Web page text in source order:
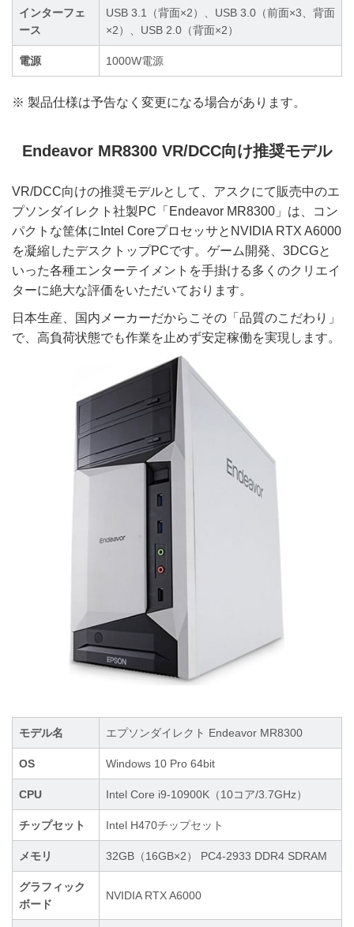
インターフェ
ース
USB 3.1（背面×2）、USB 3.0（前面×3、背面
×2）、USB 2.0（背面×2）
電源 1000W電源
※ 製品仕様は予告なく変更になる場合があります。
Endeavor MR8300 VR/DCC向け推奨モデル
VR/DCC向けの推奨モデルとして、アスクにて販売中のエ
プソンダイレクト社製PC「Endeavor MR8300」は、コン
パクトな筐体にIntel CoreプロセッサとNVIDIA RTX A6000
を凝縮したデスクトップPCです。ゲーム開発、3DCGと
いった各種エンターテイメントを手掛ける多くのクリエイ
ターに絶大な評価をいただいております。
日本生産、国内メーカーだからこその「品質のこだわり」
で、高負荷状態でも作業を止めず安定稼働を実現します。
モデル名 エプソンダイレクト Endeavor MR8300
OS Windows 10 Pro 64bit
CPU Intel Core i9-10900K（10コア/3.7GHz）
チップセット Intel H470チップセット
メモリ 32GB（16GB×2） PC4-2933 DDR4 SDRAM
グラフィック
ボード
NVIDIA RTX A6000